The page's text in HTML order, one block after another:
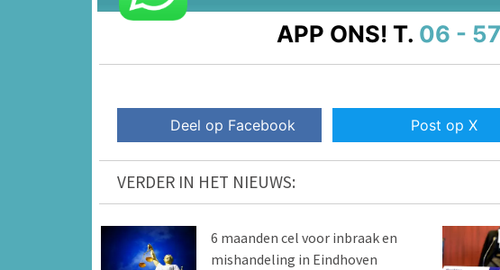
APP ONS! T. 06 -
Deel op Facebook Post op X
VERDER IN HET NIEUWS:
6 maanden cel voor inbraak en
mishandeling in Eindhoven